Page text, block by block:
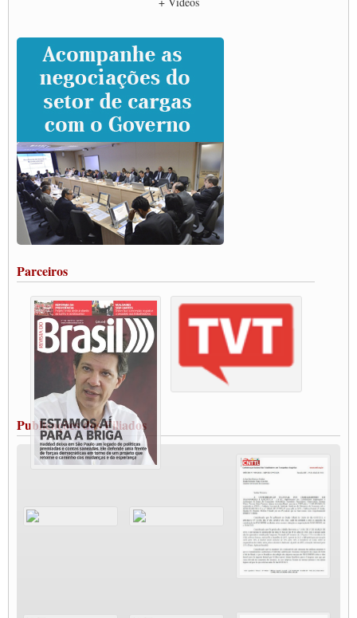
Caminhoneiros prometem paralisação e cobram diálogo com Lula
CNTTL e lideranças de caminhoneiros participam de debate sobre saúde nas
rodovias
Paulinho e Litti debatem política global para transporte rodoviário de cargas na
SUTCRA no Uruguai
Grande Conquista da Categoria transporte de Cargas e Caminhoneiros Autonomos
ENCONTRO INTERNACIONAL EM APOIO A CLASSE TRABALHADORA
DO BRASIL E A ELEIÇÃO 2022
Carta às Brasileiras e aos Brasileiros em Defesa do Estado Democrático de Direito
Paulinho, presidente da CNTTL, faz balanço do 3º Congresso da CNTTL
Caminhoneiros aprovam greve a partir do 1º de novembro
Rodoviários de Feira Santana fazem Assembleia para avaliar proposta de reajuste
salarial
Vacina Já: Lockdown de 24 horas dos trabalhadores em transportes está mantido,
Condutores de Guarulhos farão greve sanitária nesta terça-feira (20)
Paralisação dos Caminhoneiros na #BR285, entrocamento que liga o Mercosul ao
Rio Grande
Caminhoneiros bloqueiam duas faixas na Castello Branco e fazem protesto
Modal-Live #13 Aumento da Violência Contra Mulher e o Adoecimento da Classe
Trabalhadora em Tempos de Pandemia
MODAL-LIVE#12 POLÍTICAS PÚBLICAS DE TRANSPORTE PARA A
CLASSE TRABALHADORA E ELEIÇÕES NA PANDEMIA
MODAL-LIVE#11 POLÍTICAS PÚBLICAS DE TRANSPORTE
JUVENTUDE DO TRANSPORTE: POR QUE DEVEMOS NOS ORGANIZAR?
Fabio Primo testa positivo para Coronavírus, mas está bem de saúde
Modal-Live#9 Quais são os direitos dos trabalhador@s que contraem a Covid-19 na
Participe da Campanha Fora Bolsonaro
CNTTL e FECOOTAC apoiam Campanha de testes de COVID-19 para
MODAL-LIVE#8 - Lideranças sindicais da CNTTL, CGTB e dos caminhoneiros
Parceiros
Publicações dos Filiados